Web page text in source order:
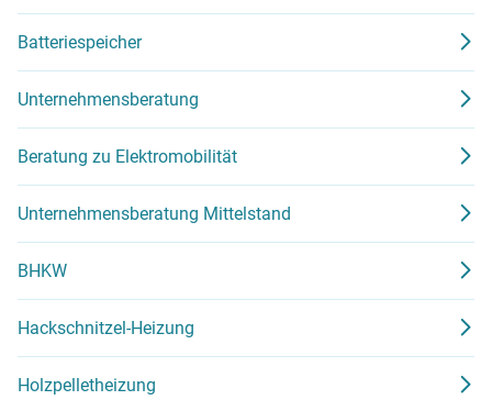
Batteriespeicher
Unternehmensberatung
Beratung zu Elektromobilität
Unternehmensberatung Mittelstand
BHKW
Hackschnitzel-Heizung
Holzpelletheizung